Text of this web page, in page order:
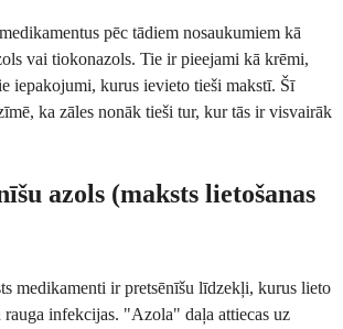
pēc tādiem nosaukumiem kā
vai tiokonazols. Tie ir pieejami kā krēmi,
iepakojumi, kurus ievieto tieši makstī. Šī
ka zāles nonāk tieši tur, kur tās ir visvairāk
azols (maksts lietošanas
medikamenti ir pretsēnīšu līdzekļi, kurus lieto
rauga infekcijas. "Azola" daļa attiecas uz